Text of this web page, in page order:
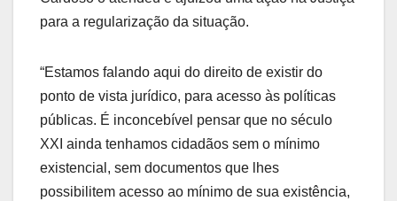
para a regularização da situação.
“Estamos falando aqui do direito de existir do
ponto de vista jurídico, para acesso às políticas
públicas. É inconcebível pensar que no século
XXI ainda tenhamos cidadãos sem o mínimo
existencial, sem documentos que lhes
possibilitem acesso ao mínimo de sua existência,